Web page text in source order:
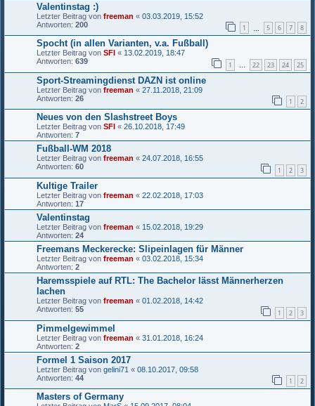
Valentinstag :)
Letzter Beitrag von freeman « 03.03.2019, 15:52
Antworten: 200 1 5 6 7 8
Spocht (in allen Varianten, v.a. Fußball)
Letzter Beitrag von SFI « 13.02.2019, 18:47
Antworten: 639 1 … 22 23 24 25
Sport-Streamingdienst DAZN ist online
Letzter Beitrag von freeman « 27.11.2018, 21:09
Antworten: 26 1 2
Neues von den Slashstreet Boys
Letzter Beitrag von SFI « 26.10.2018, 17:49
Antworten: 7
Fußball-WM 2018
Letzter Beitrag von freeman « 24.07.2018, 16:55
Antworten: 60 1 2 3
Kultige Trailer
Letzter Beitrag von freeman « 22.02.2018, 17:03
Antworten: 17
Valentinstag
Letzter Beitrag von freeman « 15.02.2018, 19:29
Antworten: 24
Freemans Meckerecke: Slipeinlagen für Männer
Letzter Beitrag von freeman « 03.02.2018, 15:34
Antworten: 2
Haremsspiele auf RTL: The Bachelor lässt Männerherzen
lachen
Letzter Beitrag von freeman « 01.02.2018, 14:42
Antworten: 55 1 2 3
Pimmelgewimmel
Letzter Beitrag von freeman « 31.01.2018, 16:24
Antworten: 2
Formel 1 Saison 2017
Letzter Beitrag von gelini71 « 08.10.2017, 09:58
Antworten: 44 1 2
Masters of Germany